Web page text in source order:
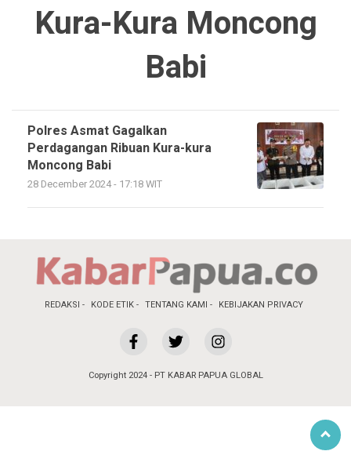
Kura-Kura Moncong
Babi
Polres Asmat Gagalkan
Perdagangan Ribuan Kura-kura
Moncong Babi
28 December 2024 - 17:18 WIT
REDAKSI KODE ETIK TENTANG KAMI KEBIJAKAN PRIVACY
Copyright 2024 - PT KABAR PAPUA GLOBAL